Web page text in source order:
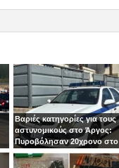
Βαριές κατηγορίες για τους
αστυνομικούς στο Άργος:
Πυροβόλησαν 20χρονο στο
κεφάλι